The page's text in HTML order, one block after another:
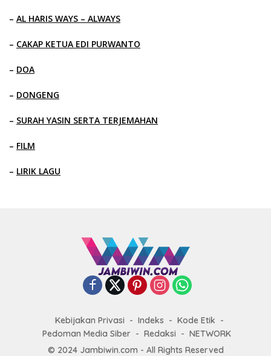
– AL HARIS WAYS – ALWAYS
– CAKAP KETUA EDI PURWANTO
– DOA
– DONGENG
– SURAH YASIN SERTA TERJEMAHAN
– FILM
– LIRIK LAGU
Kebijakan Privasi Indeks
Kode Etik
Pedoman Media Siber
Redaksi
NETWORK
© 2024 Jambiwin.com - All Rights Reserved